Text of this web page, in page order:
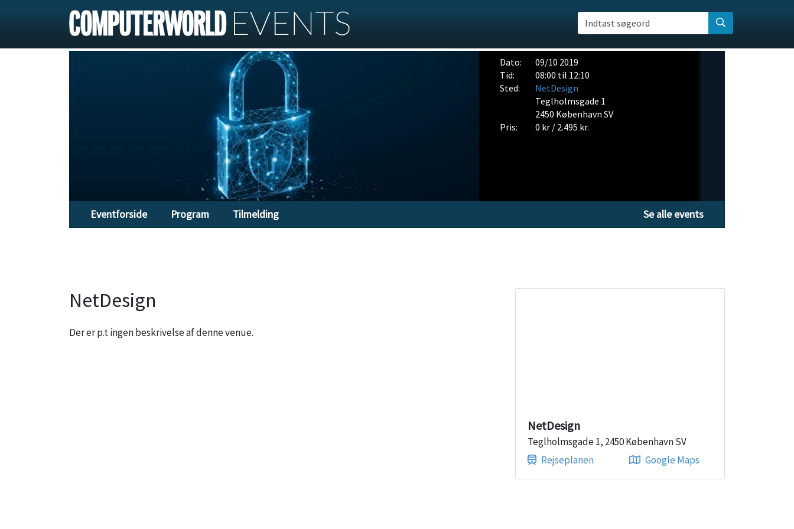
Indtast søgeord
Dato:
09/10 2019
Tid:
08:00 til 12:10
Sted:
NetDesign
Teglholmsgade 1
2450 København SV
Pris:
0 kr / 2.495 kr.
Eventforside Program Tilmelding Se alle events
NetDesign
Der er p.t ingen beskrivelse af denne venue.
NetDesign
Teglholmsgade 1, 2450 København SV
Rejseplanen
Google Maps